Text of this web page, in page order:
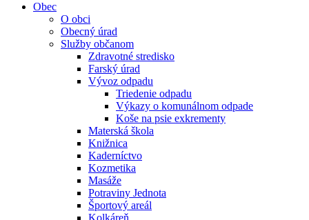
Obec
O obci
Obecný úrad
Služby občanom
Zdravotné stredisko
Farský úrad
Vývoz odpadu
Triedenie odpadu
Výkazy o komunálnom odpade
Koše na psie exkrementy
Materská škola
Knižnica
Kaderníctvo
Kozmetika
Masáže
Potraviny Jednota
Športový areál
Kolkáreň